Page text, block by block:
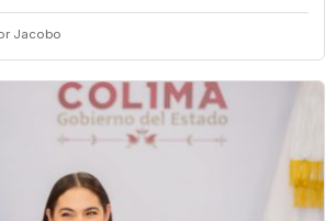
Jacobo